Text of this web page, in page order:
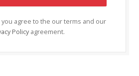
you agree to the our terms and our
Policy agreement.